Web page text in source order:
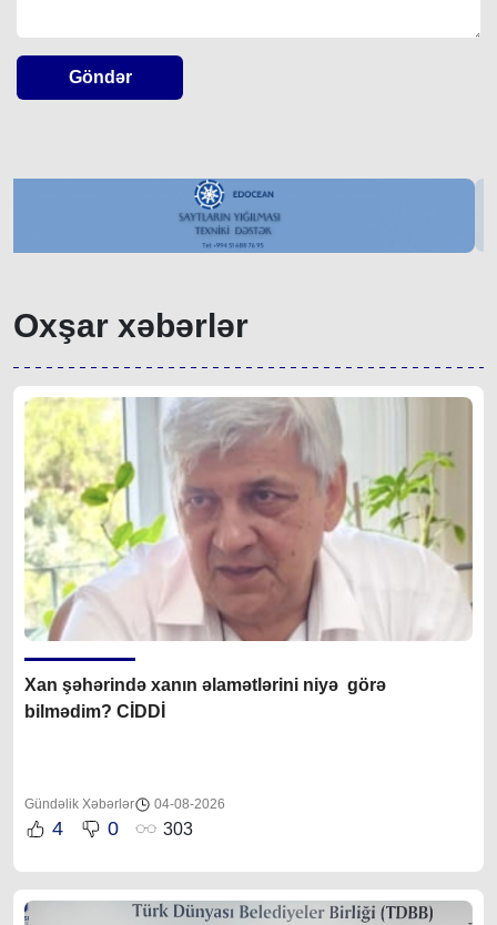
Göndər
Oxşar xəbərlər
Xan şəhərində xanın əlamətlərini niyə görə
bilmədim? CİDDİ
Gündəlik Xəbərlər 04-08-2026
4 0 303